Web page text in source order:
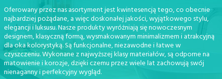
Oferowany przez nas asortyment jest kwintesencją tego, co obecnie
najbardziej pożądane, a więc doskonałej jakości, wyjątkowego stylu,
elegancji i luksusu. Nasze produkty wyróżniają się nowoczesnym
designem, klasyczną formą, wysmakowanym minimalizmem i atrakcyjną
dla oka kolorystyką. Są funkcjonalne, niezawodne i łatwe w
czyszczeniu. Wykonane z najwyższej klasy materiałów, są odporne na
matowienie i korozje, dzięki czemu przez wiele lat zachowują swój
nienaganny i perfekcyjny wygląd.